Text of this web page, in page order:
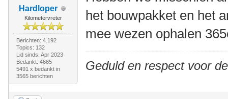
Hardloper
Kilometervreter
Berichten: 4.192
Topics: 132
Lid sinds: Apr 2023
Bedankt: 4665
5491 x bedankt in
3565 berichten
het bouwpakket en het
mee wezen ophalen
Geduld en respect voor